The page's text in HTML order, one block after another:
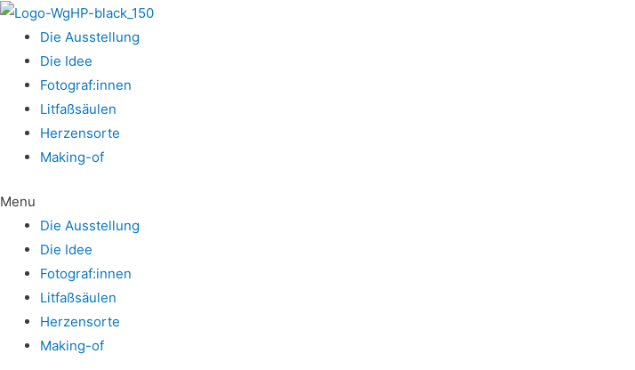
Die Aus­stel­lung
Die Idee
Fotograf:innen
Lit­faß­säu­len
Her­zens­or­te
Making-of
Menu
Die Aus­stel­lung
Die Idee
Fotograf:innen
Lit­faß­säu­len
Her­zens­or­te
Making-of